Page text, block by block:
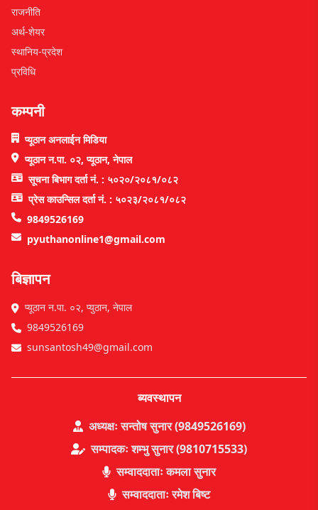
राजनीति
अर्थ-शेयर
स्थानिय-प्रदेश
प्रविधि
कम्पनी
प्यूठान अनलाईन मिडिया
प्यूठान न.पा. ०२, प्यूठान, नेपाल
सूचना बिभाग दर्ता नं. : ५०२०/२०८१/०८२
प्रेस काउन्सिल दर्ता नं. : ५०२३/२०८१/०८२
9849526169
pyuthanonline1@gmail.com
बिज्ञापन
प्यूठान न.पा. ०२, प्युठान, नेपाल
9849526169
sunsantosh49@gmail.com
ब्यवस्थापन
अध्यक्षः सन्तोष सुनार (9849526169)
सम्पादकः शम्भु सुनार (9810715533)
सम्वाददाताः कमला सुनार
सम्वाददाताः रमेश बिष्ट